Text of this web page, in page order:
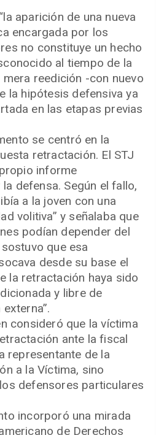
aparición de una nueva
encargada por los
no constituye un hecho
al tiempo de la
mera reedición -con nuevo
la hipótesis defensiva ya
en las etapas previas
se centró en la
retractación. El STJ
informe
defensa. Según el fallo,
a la joven con una
volitiva” y señalaba que
podían depender del
que esa
desde su base el
la retractación haya sido
y libre de
consideró que la víctima
ante la fiscal
representante de la
a la Víctima, sino
defensores particulares
incorporó una mirada
de Derechos